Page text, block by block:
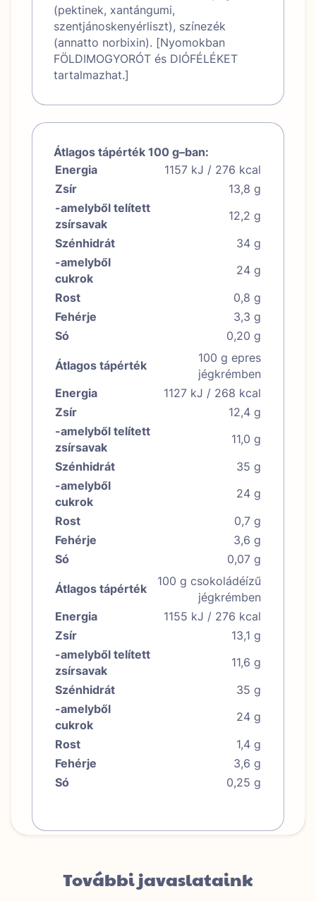
(pektinek, xantángumi,
szentjánoskenyérliszt), színezék
(annatto norbixin). [Nyomokban
FÖLDIMOGYORÓT és DIÓFÉLÉKET
tartalmazhat.]
Átlagos tápérték 100 g–ban:
Energia
1157 kJ / 276 kcal
Zsír
13,8 g
-amelyből telített
zsírsavak
12,2 g
Szénhidrát
34 g
-amelyből
cukrok
24 g
Rost
0,8 g
Fehérje
3,3 g
Só
0,20 g
Átlagos tápérték
100 g epres
jégkrémben
Energia
1127 kJ / 268 kcal
Zsír
12,4 g
-amelyből telített
zsírsavak
11,0 g
Szénhidrát
35 g
-amelyből
cukrok
24 g
Rost
0,7 g
Fehérje
3,6 g
Só
0,07 g
Átlagos tápérték
100 g csokoládéízű
jégkrémben
Energia
1155 kJ / 276 kcal
Zsír
13,1 g
-amelyből telített
zsírsavak
11,6 g
Szénhidrát
35 g
-amelyből
cukrok
24 g
Rost
1,4 g
Fehérje
3,6 g
Só
0,25 g
További javaslataink